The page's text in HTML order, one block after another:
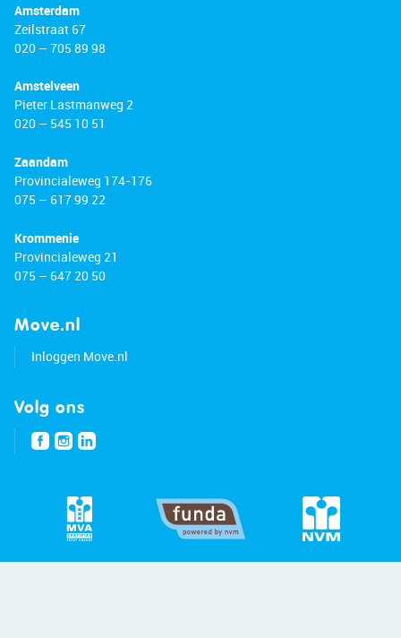
Amsterdam
Zeilstraat 67
020 – 705 89 98
Amstelveen
Pieter Lastmanweg 2
020 – 545 10 51
Zaandam
Provincialeweg 174-176
075 – 617 99 22
Krommenie
Provincialeweg 21
075 – 647 20 50
Move.nl
Inloggen Move.nl
Volg ons